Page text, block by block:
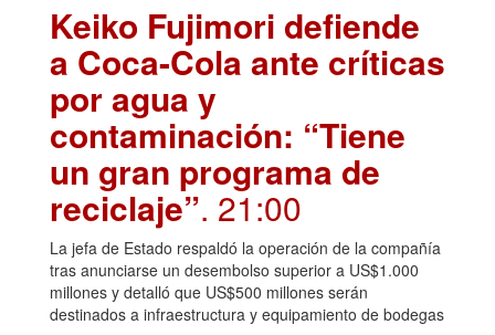
Keiko Fujimori defiende
a Coca-Cola ante críticas
por agua y
contaminación: “Tiene
un gran programa de
reciclaje”. 21:00
La jefa de Estado respaldó la operación de la compañía
tras anunciarse un desembolso superior a US$1.000
millones y detalló que US$500 millones serán
destinados a infraestructura y equipamiento de bodegas